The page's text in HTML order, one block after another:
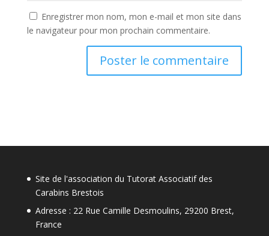
Enregistrer mon nom, mon e-mail et mon site dans
le navigateur pour mon prochain commentaire.
Site de l'association du Tutorat Associatif des
Carabins Brestois
Adresse : 22 Rue Camille Desmoulins, 29200 Brest,
France